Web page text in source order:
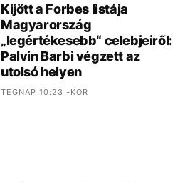
Kijött a Forbes listája
Magyarország
„legértékesebb“ celebjeiről:
Palvin Barbi végzett az
utolsó helyen
TEGNAP 10:23 -KOR